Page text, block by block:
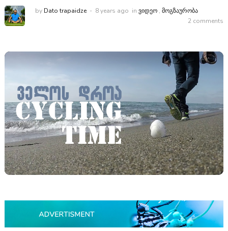
by Dato trapaidze 8 years ago in ᲕᲘᲓᲔᲝ, ᲛᲝᲒᲖᲐᲣᲠᲝᲑᲐ
2 comments